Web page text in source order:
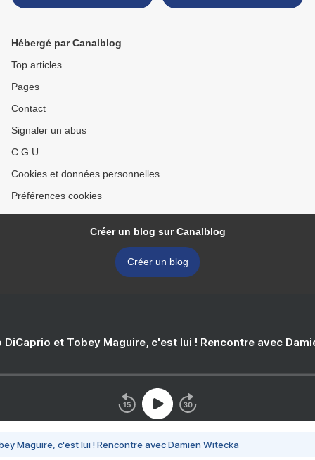
Hébergé par Canalblog
Top articles
Pages
Contact
Signaler un abus
C.G.U.
Cookies et données personnelles
Préférences cookies
Créer un blog sur Canalblog
Créer un blog
DiCaprio et Tobey Maguire, c'est lui ! Rencontre avec
Maguire, c'est lui ! Rencontre avec Damien Witecka